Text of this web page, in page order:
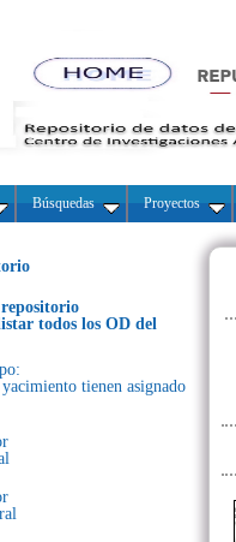
Búsquedas Proyectos
todos los OD del
tienen asignado